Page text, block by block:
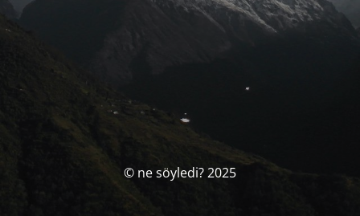
© ne söyledi? 2025